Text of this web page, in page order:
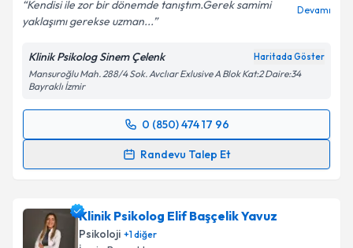
Kendisi ile zor bir dönemde tanıştım.Gerek samimi
yaklaşımı gerekse uzman...
Devamı
Klinik Psikolog Sinem Çelenk Haritada Göster
Mansuroğlu Mah. 288/4 Sok. Avclıar Exlusive A Blok Kat:2 Daire:34
Bayraklı İzmir
0 (850) 474 17 96
Randevu Talep Et
Randevu Takvimi Talebi
için bir takvim hazırlandığında e-posta ile
bilgilendireceğiz.
Klinik Psikolog Elif Başçelik Yavuz
Psikoloji +1diğer